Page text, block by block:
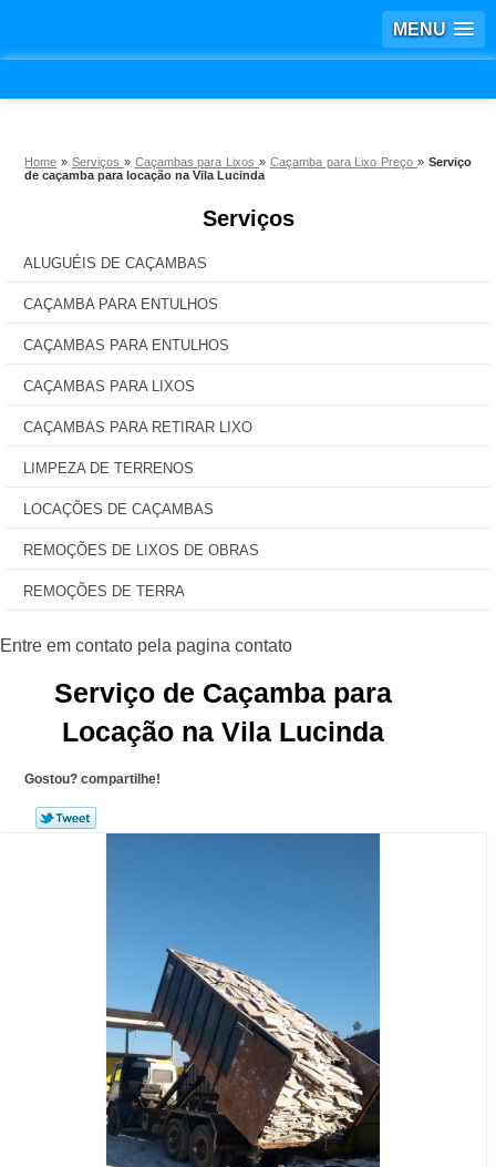
MENU
Home » Serviços » Caçambas para Lixos » Caçamba para Lixo Preço » Serviço
de caçamba para locação na Vila Lucinda
Serviços
ALUGUÉIS DE CAÇAMBAS
CAÇAMBA PARA ENTULHOS
CAÇAMBAS PARA ENTULHOS
CAÇAMBAS PARA LIXOS
CAÇAMBAS PARA RETIRAR LIXO
LIMPEZA DE TERRENOS
LOCAÇÕES DE CAÇAMBAS
REMOÇÕES DE LIXOS DE OBRAS
REMOÇÕES DE TERRA
Serviço de Caçamba para
Locação na Vila Lucinda
Gostou? compartilhe!